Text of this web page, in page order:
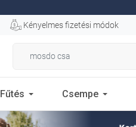
Kényelmes fizetési módok
Fűtés Csempe